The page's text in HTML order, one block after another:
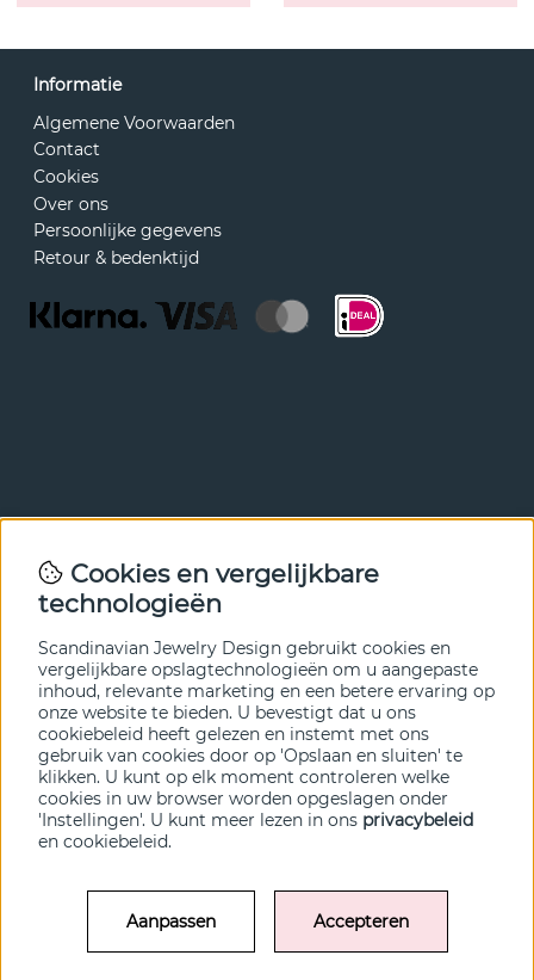
Informatie
Algemene Voorwaarden
Contact
Cookies
Over ons
Persoonlijke gegevens
Retour & bedenktijd
Met onze nieuwsbrief ben je als eerste op de hoogte van
nieuws en aanbiedingen. Meld je hieronder aan.
VERZENDEN
© SCANDINAVIAN JEWELRY DESIGN / SJD of Sweden AB 2022
Cookies en vergelijkbare
technologieën
Scandinavian Jewelry Design gebruikt cookies en
vergelijkbare opslagtechnologieën om u aangepaste
inhoud, relevante marketing en een betere ervaring op
onze website te bieden. U bevestigt dat u ons
cookiebeleid heeft gelezen en instemt met ons
gebruik van cookies door op 'Opslaan en sluiten' te
klikken. U kunt op elk moment controleren welke
cookies in uw browser worden opgeslagen onder
'Instellingen'. U kunt meer lezen in ons privacybeleid
en cookiebeleid.
Aanpassen Accepteren